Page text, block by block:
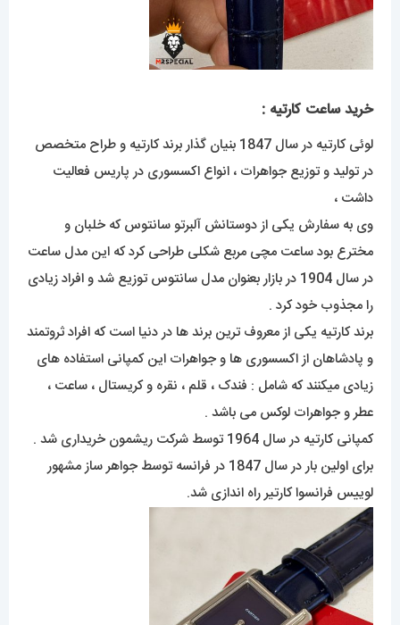
خرید ساعت کارتیه :
لوئی کارتیه در سال 1847 بنیان گذار برند کارتیه و طراح متخصص
در تولید و توزیع جواهرات ، انواع اکسسوری در پاریس فعالیت
داشت ،
وی به سفارش یکی از دوستانش آلبرتو سانتوس که خلبان و
مخترع بود ساعت مچی مربع شکلی طراحی کرد که این مدل ساعت
در سال 1904 در بازار بعنوان مدل سانتوس توزیع شد و افراد زیادی
را مجذوب خود کرد .
برند کارتیه یکی از معروف ترین برند ها در دنیا است که افراد ثروتمند
و پادشاهان از اکسسوری ها و جواهرات این کمپانی استفاده های
زیادی میکنند که شامل : فندک ، قلم ، نقره و کریستال ، ساعت ،
عطر و جواهرات لوکس می باشد .
کمپانی کارتیه در سال 1964 توسط شرکت ریشمون خریداری شد .
برای اولین بار در سال 1847 در فرانسه توسط جواهر ساز مشهور
لوییس فرانسوا کارتیر راه اندازی شد.